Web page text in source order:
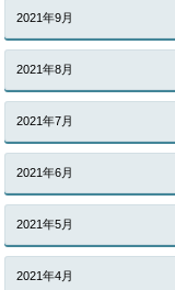
2021年9月
2021年8月
2021年7月
2021年6月
2021年5月
2021年4月